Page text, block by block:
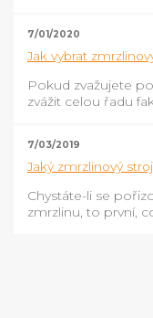
7/01/2020
Jak vybrat
Pokud zvažujete
zvážit celou řadu
7/03/2019
Jaký zmrzlinový
Chystáte-li se
zmrzlinu, to první,